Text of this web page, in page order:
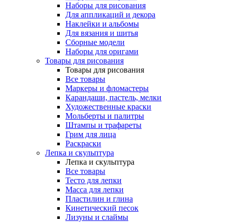
Наборы для рисования
Для аппликаций и декора
Наклейки и альбомы
Для вязания и шитья
Сборные модели
Наборы для оригами
Товары для рисования
Товары для рисования
Все товары
Маркеры и фломастеры
Карандаши, пастель, мелки
Художественные краски
Мольберты и палитры
Штампы и трафареты
Грим для лица
Раскраски
Лепка и скульптура
Лепка и скульптура
Все товары
Тесто для лепки
Масса для лепки
Пластилин и глина
Кинетический песок
Лизуны и слаймы